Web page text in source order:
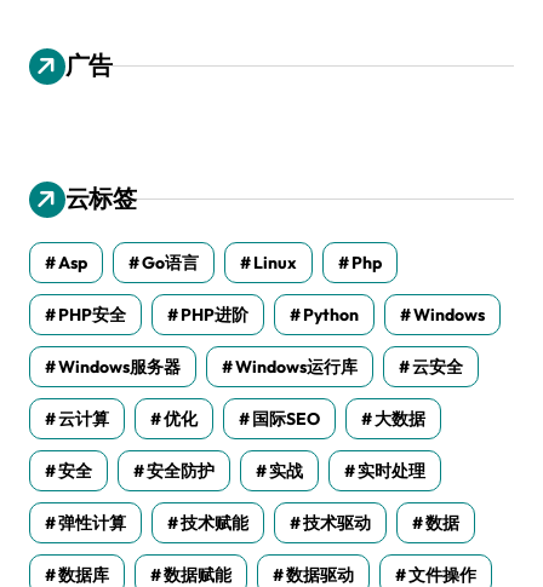
广告
云标签
Asp Go语言 Linux Php
PHP安全 PHP进阶 Python Windows
Windows服务器 Windows运行库 云安全
云计算 优化 国际SEO 大数据
安全 安全防护 实战 实时处理
弹性计算 技术赋能 技术驱动 数据
数据库 数据赋能 数据驱动 文件操作